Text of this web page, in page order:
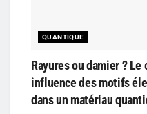
QUANTIQUE
Rayures ou damier ?
influence des motifs
dans un matériau